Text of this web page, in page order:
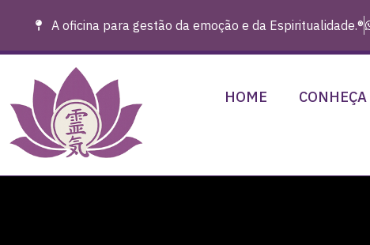
A oficina para gestão da emoção e da Espiritualidade.®
HOME